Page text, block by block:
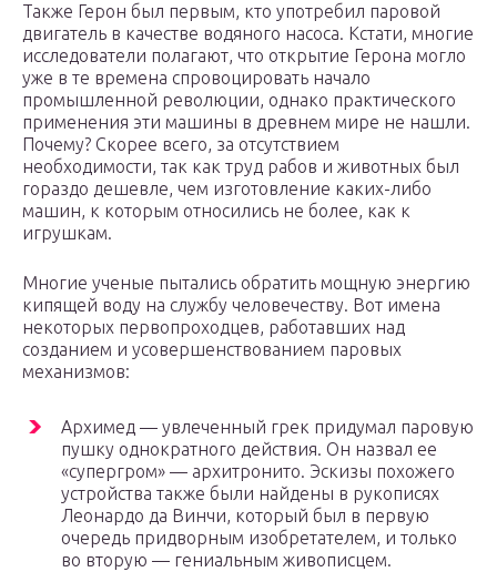
Также Герон был первым, кто употребил паровой
двигатель в качестве водяного насоса. Кстати, многие
исследователи полагают, что открытие Герона могло
уже в те времена спровоцировать начало
промышленной революции, однако практического
применения эти машины в древнем мире не нашли.
Почему? Скорее всего, за отсутствием
необходимости, так как труд рабов и животных был
гораздо дешевле, чем изготовление каких-либо
машин, к которым относились не более, как к
игрушкам.
Многие ученые пытались обратить мощную энергию
кипящей воду на службу человечеству. Вот имена
некоторых первопроходцев, работавших над
созданием и усовершенствованием паровых
механизмов:
Архимед — увлеченный грек придумал паровую
пушку однократного действия. Он назвал ее
«супергром» — архитронито. Эскизы похожего
устройства также были найдены в рукописях
Леонардо да Винчи, который был в первую
очередь придворным изобретателем, и только
во вторую — гениальным живописцем.